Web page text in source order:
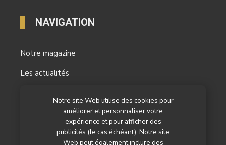
Notre site Web utilise des cookies pour
améliorer et personnaliser votre
expérience et pour afficher des
publicités (le cas échéant). Notre site
Web peut également inclure des
NAVIGATION
Notre magazine
Les actualités